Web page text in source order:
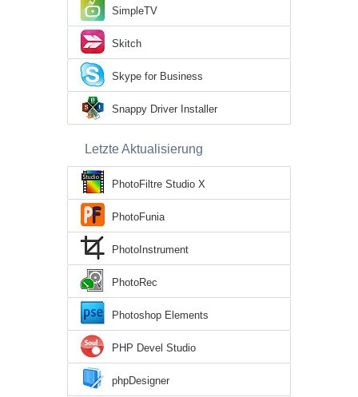
SimpleTV
Skitch
Skype for Business
Snappy Driver Installer
Letzte Aktualisierung
PhotoFiltre Studio X
PhotoFunia
PhotoInstrument
PhotoRec
Photoshop Elements
PHP Devel Studio
phpDesigner